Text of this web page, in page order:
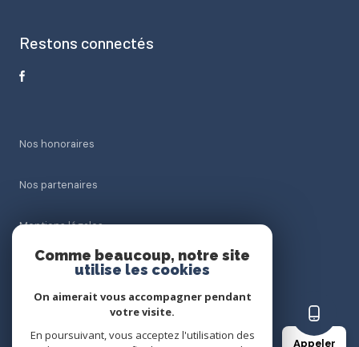
Appeler
Restons connectés
Nos honoraires
Nos partenaires
Mentions légales
Comme beaucoup, notre site
utilise les cookies
On aimerait vous accompagner pendant
votre visite.
En poursuivant, vous acceptez l'utilisation des